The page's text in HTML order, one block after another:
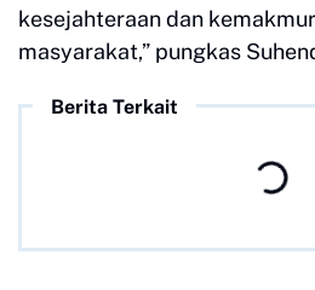
kesejahteraan dan
masyarakat,” pungkas
Berita Terkait